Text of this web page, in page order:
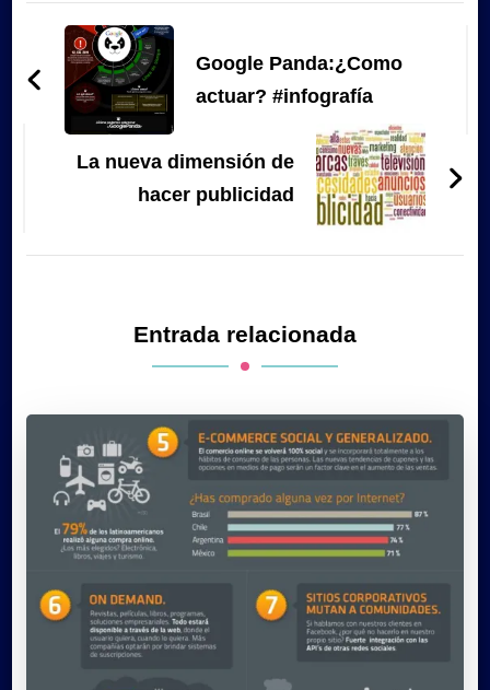
Navegación
de
entradas
Google Panda:¿Como
actuar? #infografía
La nueva dimensión de
hacer publicidad
Entrada relacionada